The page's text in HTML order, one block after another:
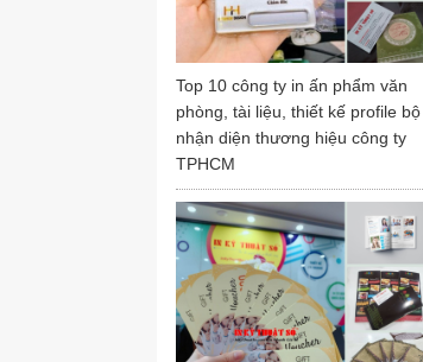
Top 10 công ty in ấn phẩm văn
phòng, tài liệu, thiết kế profile bộ
nhận diện thương hiệu công ty
TPHCM